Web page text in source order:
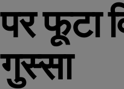
पर फूटा
गुस्सा